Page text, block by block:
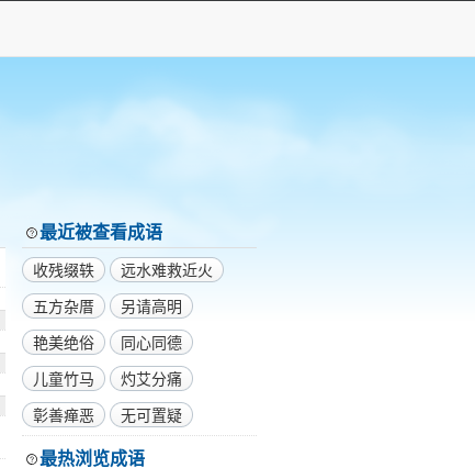
最近被查看成语
收残缀轶
远水难救近火
五方杂厝
另请高明
艳美绝俗
同心同德
儿童竹马
灼艾分痛
彰善瘅恶
无可置疑
最热浏览成语